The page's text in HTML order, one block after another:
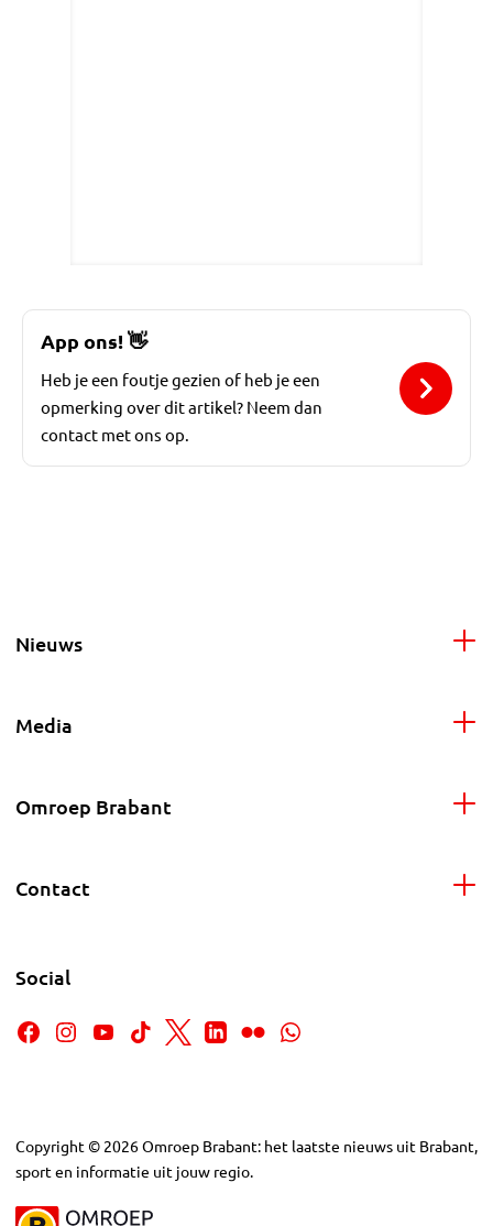
App ons!👋
Heb je een foutje gezien of heb je een
opmerking over dit artikel? Neem dan
contact met ons op.
Nieuws
Media
Omroep Brabant
Contact
Social
Copyright © 2026Omroep Brabant: het laatste nieuws uit Brabant,
sport en informatie uit jouw regio.